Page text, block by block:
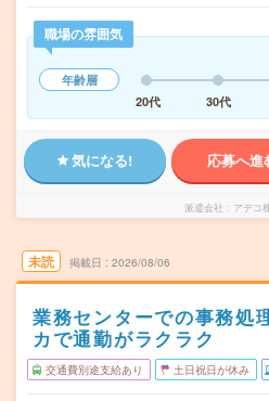
職場の雰囲気
年齢層
20代
30代
気になる! 応募へ進
派遣会社 アデコ
未読 掲載日 2026/08/06
業務センターでの事務処
カで通勤がラクラク
交通費別途支給あり 土日祝日が休み